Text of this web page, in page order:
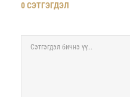
0 СЭТГЭГДЭЛ